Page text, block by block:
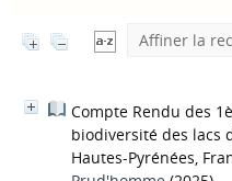
Affiner la
Compte Rendu des
biodiversité des lacs
Hautes-Pyrénées,